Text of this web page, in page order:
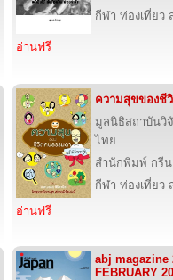
กีฬา ท่องเที่ยว
อ่านฟรี
ความสุขของชี
มูลนิธิสถาบันวิ
ไทย
สำนักพิมพ์ กรี
กีฬา ท่องเที่ยว
อ่านฟรี
abj magazine
FEBRUARY